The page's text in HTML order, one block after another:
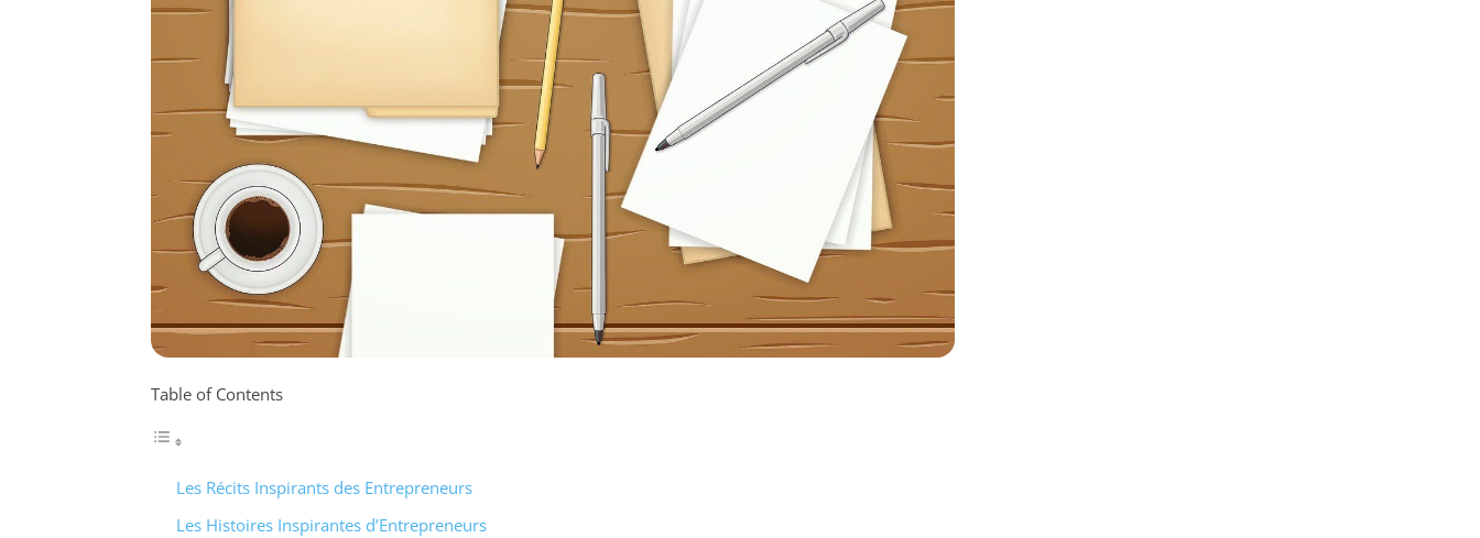
Table of Contents
Les Récits Inspirants des Entrepreneurs
Les Histoires Inspirantes d’Entrepreneurs